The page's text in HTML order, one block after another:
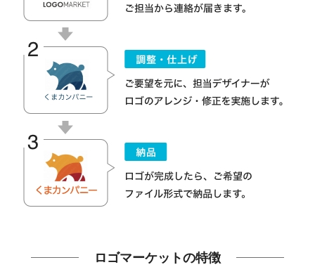
ロゴマーケットの特徴